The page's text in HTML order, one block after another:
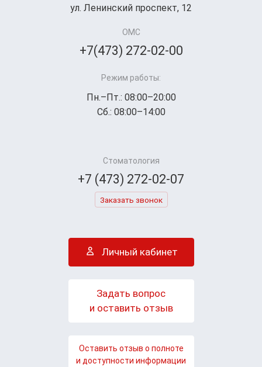
ул. Ленинский проспект, 12
ОМС
+7(473) 272-02-00
Режим работы:
Пн.–Пт.: 08:00–20:00
Сб.: 08:00–14:00
Стоматология
+7 (473) 272-02-07
Заказать звонок
Личный кабинет
Задать вопрос
и оставить отзыв
Оставить отзыв о полноте
и доступности информации